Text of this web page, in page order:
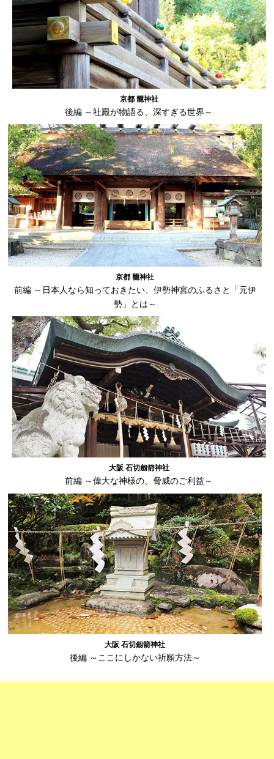
京都 籠神社
後編 ～社殿が物語る、深すぎる世界～
京都 籠神社
前編 ～日本人なら知っておきたい、伊勢神宮のふるさと「元伊
勢」とは～
大阪 石切劔箭神社
前編 ～偉大な神様の、脅威のご利益～
大阪 石切劔箭神社
後編 ～ここにしかない祈願方法～